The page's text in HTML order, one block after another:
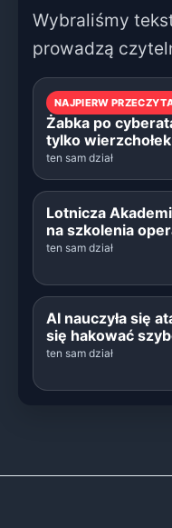
Wybraliśmy
prowadzą
NAJPIERW
Żabka po
tylko
ten sam dział
Lotnicza
na szkolenia
ten sam dział
AI nauczyła się
się hakować
ten sam dział